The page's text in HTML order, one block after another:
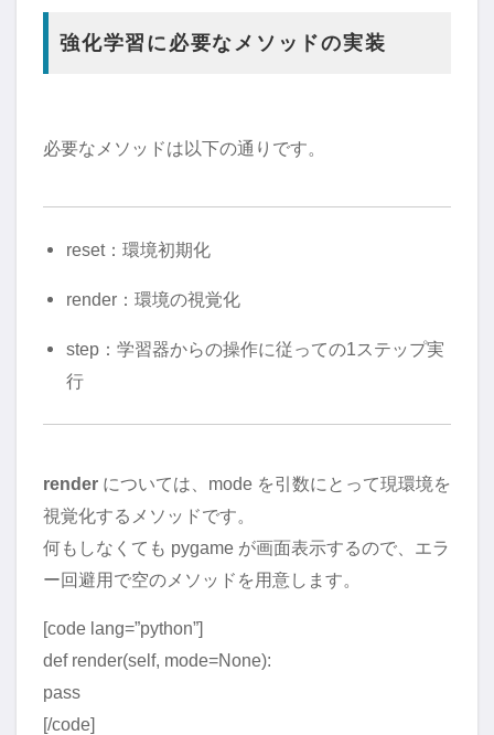
強化学習に必要なメソッドの実装
必要なメソッドは以下の通りです。
reset：環境初期化
render：環境の視覚化
step：学習器からの操作に従っての1ステップ実
行
render については、mode を引数にとって現環境を
視覚化するメソッドです。
何もしなくても pygame が画面表示するので、エラ
ー回避用で空のメソッドを用意します。
[code lang=”python”]
def render(self, mode=None):
pass
[/code]